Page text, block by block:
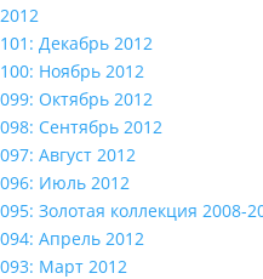
2012
101: Декабрь 2012
100: Ноябрь 2012
099: Октябрь 2012
098: Сентябрь 2012
097: Август 2012
096: Июль 2012
095: Золотая коллекция 2008-
094: Апрель 2012
093: Март 2012